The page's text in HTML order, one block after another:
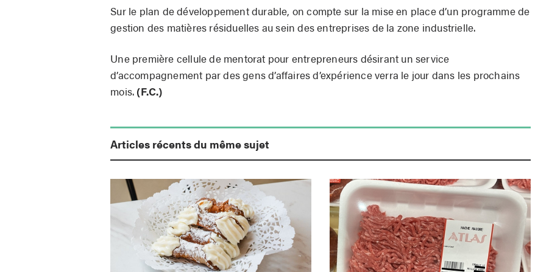
Sur le plan de développement durable, on compte sur la mise en place d’un programme de
gestion des matières résiduelles au sein des entreprises de la zone industrielle.
Une première cellule de mentorat pour entrepreneurs désirant un service
d’accompagnement par des gens d’affaires d’expérience verra le jour dans les prochains
mois. (F.C.)
Articles récents du même sujet